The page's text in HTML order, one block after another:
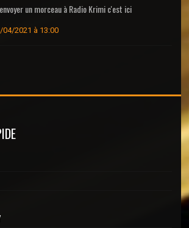
un morceau à Radio Krimi c'est ici
04/2021 à 13:00